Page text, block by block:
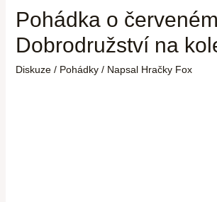
Pohádka o
Dobrodružství na
Diskuze / Pohádky/ Napsal Hračky Fox